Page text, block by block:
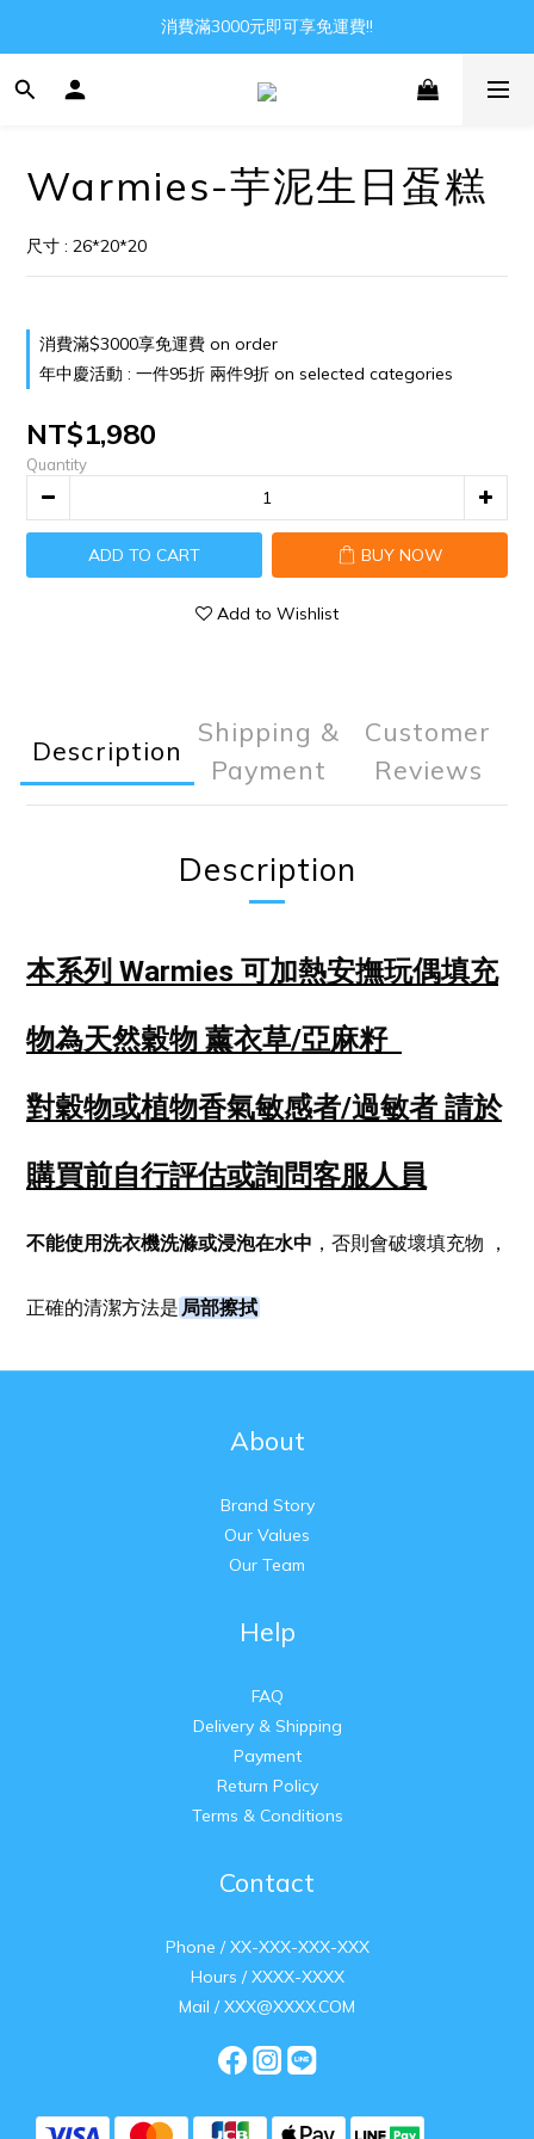
Gather all the joys in the world
消費滿3000元即可享免運費!!
Gather all the joys in the world
Warmies-芋泥生日蛋糕
尺寸 : 26*20*20
消費滿$3000享免運費 on order
年中慶活動 : 一件95折 兩件9折 on selected categories
NT$1,980
Quantity
ADD TO CART BUY NOW
Add to Wishlist
Description
Shipping &
Payment
Customer
Reviews
Description
本系列 Warmies 可加熱安撫玩偶填充
物為天然穀物 薰衣草/亞麻籽
對穀物或植物香氣敏感者/過敏者 請於
購買前自行評估或詢問客服人員
不能使用洗衣機洗滌或浸泡在水中 ，否則會破壞填充物 ，
正確的清潔方法是 局部擦拭
About
Brand Story
Our Values
Our Team
Help
FAQ
Delivery & Shipping
Payment
Return Policy
Terms & Conditions
Contact
Phone / XX-XXX-XXX-XXX
Hours / XXXX-XXXX
Mail / XXX@XXXX.COM